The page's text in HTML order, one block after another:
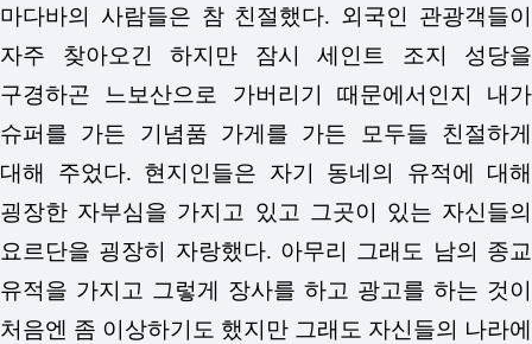
마다바의 사람들은 참 친절했다. 외국인 관광객들이
자주 찾아오긴 하지만 잠시 세인트 조지 성당을
구경하곤 느보산으로 가버리기 때문에서인지 내가
슈퍼를 가든 기념품 가게를 가든 모두들 친절하게
대해 주었다. 현지인들은 자기 동네의 유적에 대해
굉장한 자부심을 가지고 있고 그곳이 있는 자신들의
요르단을 굉장히 자랑했다. 아무리 그래도 남의 종교
유적을 가지고 그렇게 장사를 하고 광고를 하는 것이
처음엔 좀 이상하기도 했지만 그래도 자신들의 나라에